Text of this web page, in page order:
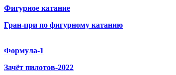
Фигурное катание
Гран-при по фигурному катанию
Формула-1
Зачёт пилотов-2022